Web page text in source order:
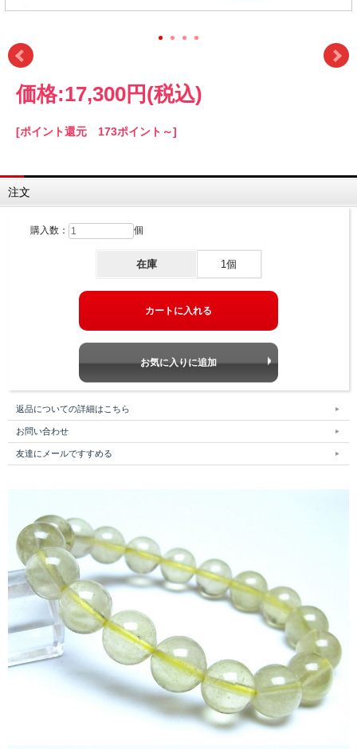
価格:17,300円 (税込)
[ポイント還元 173ポイント～]
注文
購入数： 個
在庫 1個
返品についての詳細はこちら
お問い合わせ
友達にメールですすめる